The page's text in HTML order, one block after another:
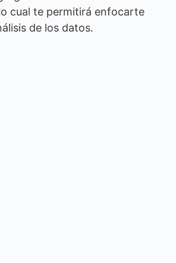
cual te permitirá enfocarte
de los datos.